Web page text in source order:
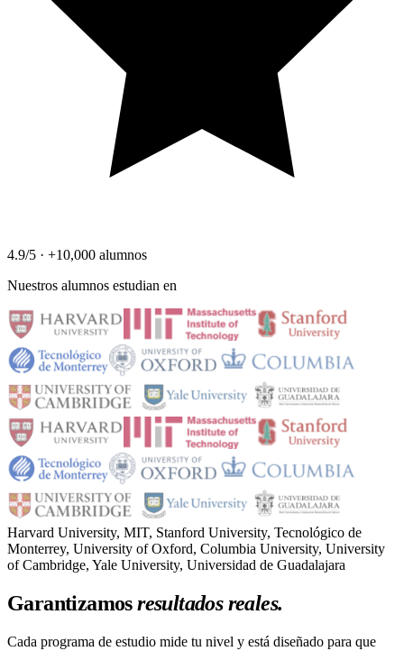
4.9/5 · +10,000 alumnos
Nuestros alumnos estudian en
Harvard University, MIT, Stanford University, Tecnológico de
Monterrey, University of Oxford, Columbia University, University
of Cambridge, Yale University, Universidad de Guadalajara
Garantizamosresultados reales.
Cada programa de estudio mide tu nivel y está diseñado para que